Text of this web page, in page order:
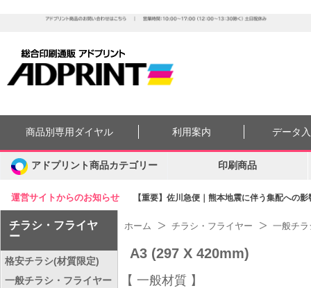
運営サイトからのお知らせ 【重要】佐川急便｜熊本地震に伴う集配への
商品別専用ダイヤル 利用案内 データ
アドプリント商品カテゴリー 印刷商品
チラシ・フライヤ
ー
格安チラシ(材質限定)
一般チラシ・フライヤー
ホーム チラシ・フライヤー 一般チ
A3 (297 X 420mm)
一般材質